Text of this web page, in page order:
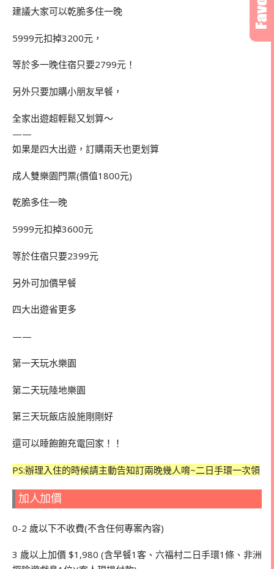
建議大家可以乾脆多住一晚
5999元扣掉3200元，
等於多一晚住宿只要2799元！
另外只要加購小朋友早餐，
全家出遊超輕鬆又划算～
——
如果是四大出遊，訂購兩天也更划算
成人雙樂園門票(價值1800元)
乾脆多住一晚
5999元扣掉3600元
等於住宿只要2399元
另外可加價早餐
四大出遊省更多
——
第一天玩水樂園
第二天玩陸地樂園
第三天玩飯店設施剛剛好
還可以睡飽飽充電回家！！
PS:辦理入住的時候請主動告知訂兩晚幾人唷~二日手環一次領
加人加價
0-2 歲以下不收費(不含任何專案內容)
3 歲以上加價 $1,980 (含早餐1客、六福村二日手環1條、非洲